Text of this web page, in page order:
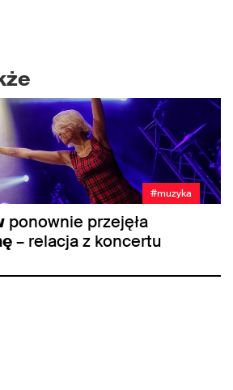
#muzyka
ponownie przejęła
– relacja z koncertu